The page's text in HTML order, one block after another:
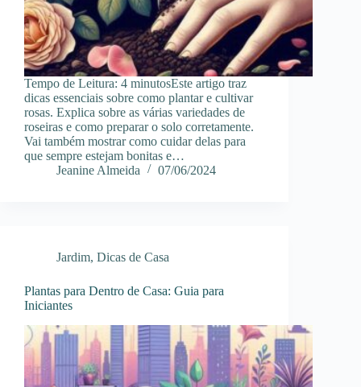
Tempo de Leitura: 4 minutosEste artigo traz
dicas essenciais sobre como plantar e cultivar
rosas. Explica sobre as várias variedades de
roseiras e como preparar o solo corretamente.
Vai também mostrar como cuidar delas para
que sempre estejam bonitas e…
Jeanine Almeida
07/06/2024
Jardim, Dicas de Casa
Plantas para Dentro de Casa: Guia para
Iniciantes